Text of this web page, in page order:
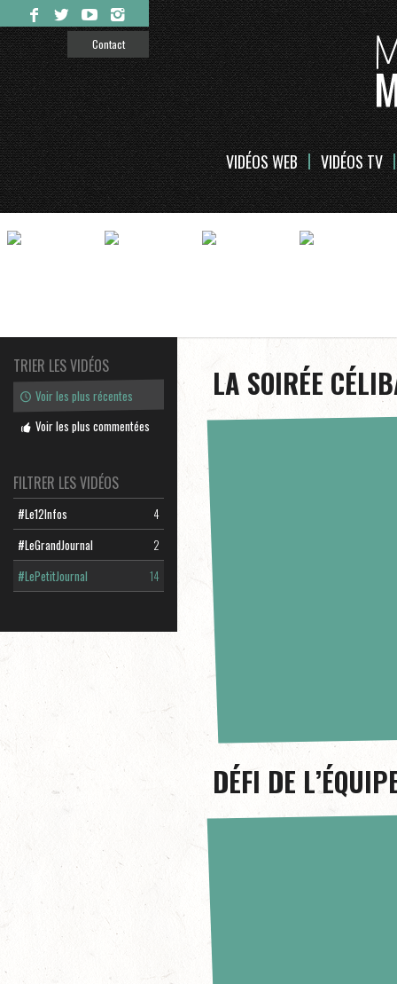
Contact
VIDÉOS WEB VIDÉOS TV
TRIER LES VIDÉOS
Voir les plus récentes
Voir les plus commentées
FILTRER LES VIDÉOS
4
#Le12Infos
2
#LeGrandJournal
14
#LePetitJournal
LA SOIRÉE
DÉFI DE